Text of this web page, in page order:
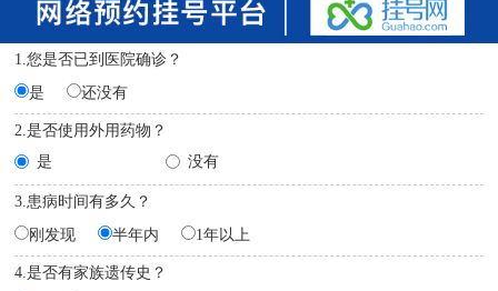
1.您是否已到医院确诊？
是
还没有
2.是否使用外用药物？
是
没有
3.患病时间有多久？
刚发现
半年内 1年以上
4.是否有家族遗传史？